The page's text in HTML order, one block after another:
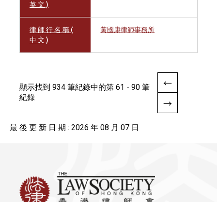
英 文 )
律 師 行 名 稱 (
中 文 )
黃國康律師事務所
顯示找到 934 筆紀錄中的第 61 - 90 筆
紀錄
最 後 更 新 日 期 : 2026 年 08 月 07 日